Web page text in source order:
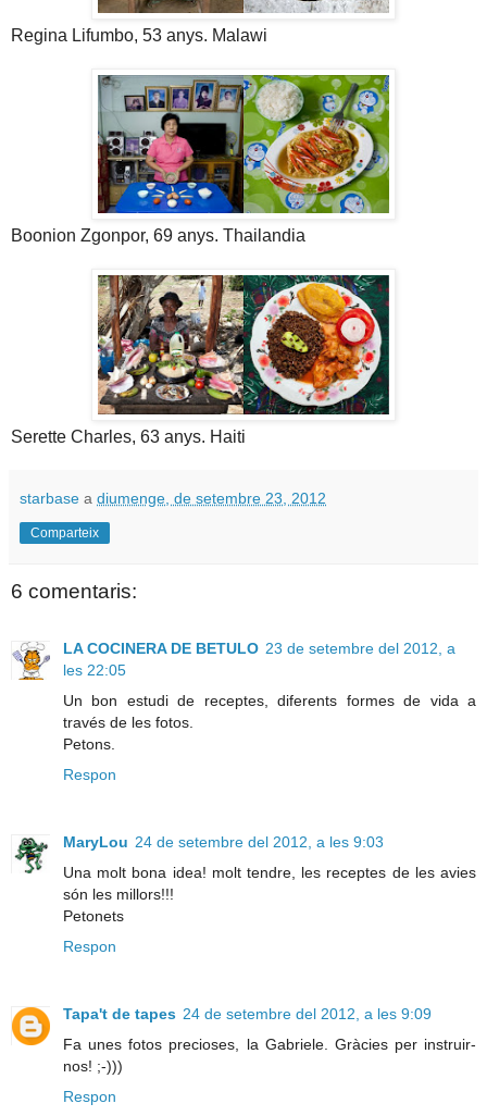
Regina Lifumbo, 53 anys. Malawi
Boonion Zgonpor, 69 anys. Thailandia
Serette Charles, 63 anys. Haiti
starbase a diumenge, de setembre 23, 2012
Comparteix
6 comentaris:
LA COCINERA DE BETULO 23 de setembre del 2012, a
les 22:05
Un bon estudi de receptes, diferents formes de vida a
través de les fotos.
Petons.
Respon
MaryLou 24 de setembre del 2012, a les 9:03
Una molt bona idea! molt tendre, les receptes de les avies
són les millors!!!
Petonets
Respon
Tapa't de tapes 24 de setembre del 2012, a les 9:09
Fa unes fotos precioses, la Gabriele. Gràcies per instruir-
nos! ;-)))
Respon